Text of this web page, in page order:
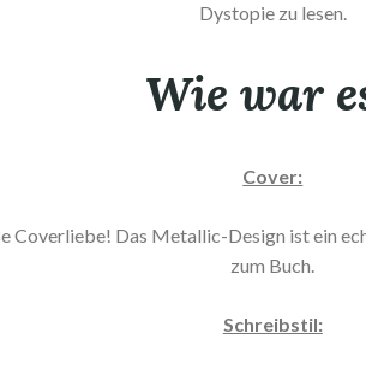
Dystopie zu lesen.
Wie war
Cover:
Coverliebe! Das Metallic-Design ist ein
zum Buch.
Schreibstil: